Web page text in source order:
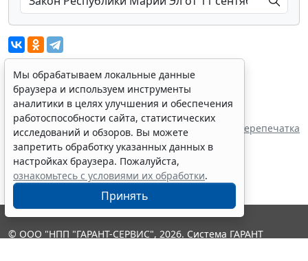
Показать все материалы
Источник:
Государственное Собрание Республики Марий
Эл
Перепечатка
Мы обрабатываем локальные данные
браузера и используем инструменты
аналитики в целях улучшения и обеспечения
работоспособности сайта, статистических
исследований и обзоров. Вы можете
запретить обработку указанных данных в
настройках браузера. Пожалуйста,
ознакомьтесь с условиями их обработки.
Принять
© ООО "НПП "ГАРАНТ-СЕРВИС", 2026. Система ГАРАНТ